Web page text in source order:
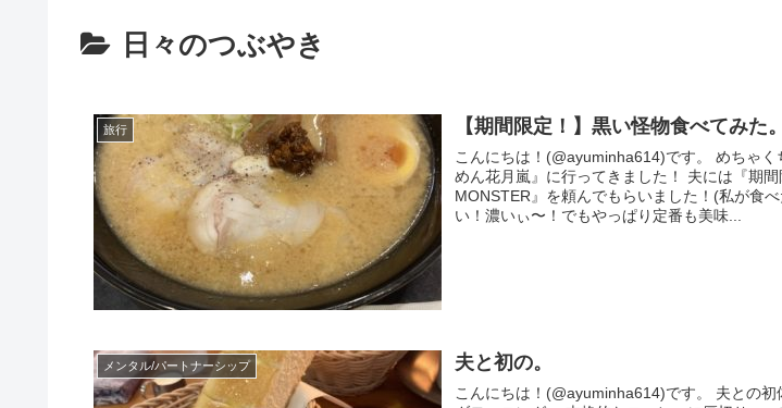
日々のつぶやき
旅行 【期間限定！】黒い怪物食べてみた。
こんにちは！(@ayuminha614)です。 めちゃく
めん花月嵐』に行ってきました！ 夫には『期
MONSTER』を頼んでもらいました！(私が食
い！濃いぃ〜！でもやっぱり定番も美味...
メンタル/パートナーシップ 夫と初の。
こんにちは！(@ayuminha614)です。 夫との初